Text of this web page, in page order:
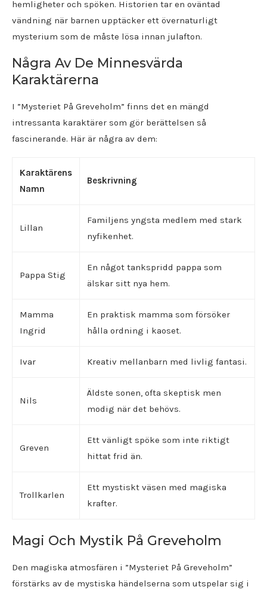
hemligheter och spöken. Historien tar en oväntad
vändning när barnen upptäcker ett övernaturligt
mysterium som de måste lösa innan julafton.
Några Av De Minnesvärda
Karaktärerna
I ”Mysteriet På Greveholm” finns det en mängd
intressanta karaktärer som gör berättelsen så
fascinerande. Här är några av dem:
Karaktärens
Namn
Beskrivning
Lillan
Familjens yngsta medlem med stark
nyfikenhet.
Pappa Stig
En något tankspridd pappa som
älskar sitt nya hem.
Mamma
Ingrid
En praktisk mamma som försöker
hålla ordning i kaoset.
Ivar Kreativ mellanbarn med livlig fantasi.
Nils
Äldste sonen, ofta skeptisk men
modig när det behövs.
Greven
Ett vänligt spöke som inte riktigt
hittat frid än.
Trollkarlen
Ett mystiskt väsen med magiska
krafter.
Magi Och Mystik På Greveholm
Den magiska atmosfären i ”Mysteriet På Greveholm”
förstärks av de mystiska händelserna som utspelar sig i